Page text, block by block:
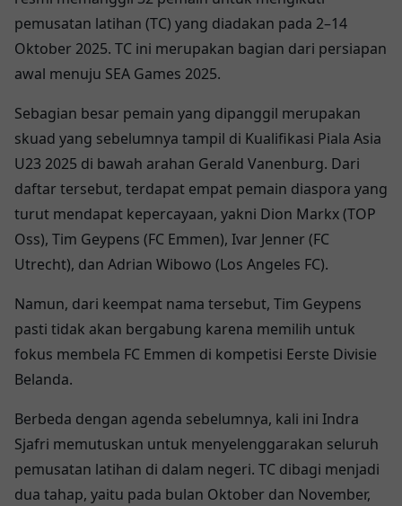
pemusatan latihan (TC) yang diadakan pada 2–14
Oktober 2025. TC ini merupakan bagian dari persiapan
awal menuju SEA Games 2025.
Sebagian besar pemain yang dipanggil merupakan
skuad yang sebelumnya tampil di Kualifikasi Piala Asia
U23 2025 di bawah arahan Gerald Vanenburg. Dari
daftar tersebut, terdapat empat pemain diaspora yang
turut mendapat kepercayaan, yakni Dion Markx (TOP
Oss), Tim Geypens (FC Emmen), Ivar Jenner (FC
Utrecht), dan Adrian Wibowo (Los Angeles FC).
Namun, dari keempat nama tersebut, Tim Geypens
pasti tidak akan bergabung karena memilih untuk
fokus membela FC Emmen di kompetisi Eerste Divisie
Belanda.
Berbeda dengan agenda sebelumnya, kali ini Indra
Sjafri memutuskan untuk menyelenggarakan seluruh
pemusatan latihan di dalam negeri. TC dibagi menjadi
dua tahap, yaitu pada bulan Oktober dan November,